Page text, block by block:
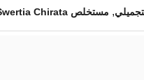
, مستخلص Swertia Chirata الأبيض